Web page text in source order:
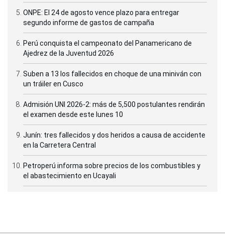
ONPE: El 24 de agosto vence plazo para entregar
segundo informe de gastos de campaña
Perú conquista el campeonato del Panamericano de
Ajedrez de la Juventud 2026
Suben a 13 los fallecidos en choque de una miniván con
un tráiler en Cusco
Admisión UNI 2026-2: más de 5,500 postulantes rendirán
el examen desde este lunes 10
Junín: tres fallecidos y dos heridos a causa de accidente
en la Carretera Central
Petroperú informa sobre precios de los combustibles y
el abastecimiento en Ucayali